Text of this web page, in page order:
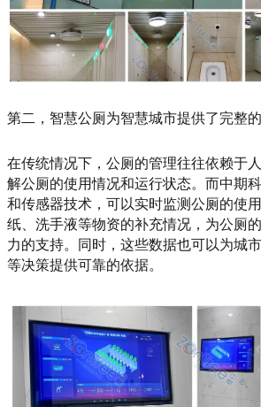
第二，智慧公厕为智慧城市提供了完整
在传统情况下，公厕的管理往往依赖于
解公厕的使用情况和运行状态。而中期
和传感器技术，可以实时监测公厕的使
纸、洗手液等物资的补充情况，为公厕
力的支持。同时，这些数据也可以为城
等决策提供可靠的依据。